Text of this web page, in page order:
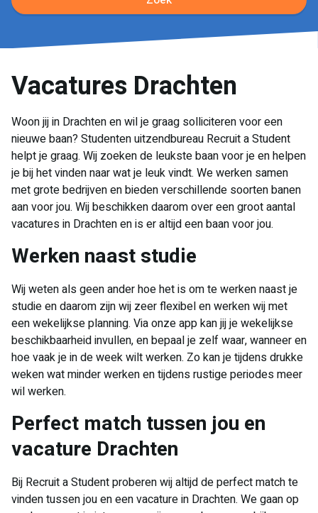
Vacatures Drachten
Woon jij in Drachten en wil je graag solliciteren voor een
nieuwe baan? Studenten uitzendbureau Recruit a Student
helpt je graag. Wij zoeken de leukste baan voor je en helpen
je bij het vinden naar wat je leuk vindt. We werken samen
met grote bedrijven en bieden verschillende soorten banen
aan voor jou. Wij beschikken daarom over een groot aantal
vacatures in Drachten en is er altijd een baan voor jou.
Werken naast studie
Wij weten als geen ander hoe het is om te werken naast je
studie en daarom zijn wij zeer flexibel en werken wij met
een wekelijkse planning. Via onze app kan jij je wekelijkse
beschikbaarheid invullen, en bepaal je zelf waar, wanneer en
hoe vaak je in de week wilt werken. Zo kan je tijdens drukke
weken wat minder werken en tijdens rustige periodes meer
wil werken.
Perfect match tussen jou en
vacature Drachten
Bij Recruit a Student proberen wij altijd de perfect match te
vinden tussen jou en een vacature in Drachten. We gaan op